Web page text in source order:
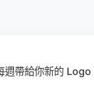
帶給你新的 Logo